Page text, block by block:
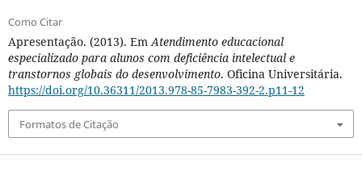
Como Citar
Apresentação. (2013). EmAtendimento educacional
especializado para alunos com deficiência intelectual e
transtornos globais do desenvolvimento. Oficina Universitária.
https://doi.org/10.36311/2013.978-85-7983-392-2.p11-12
Formatos de Citação